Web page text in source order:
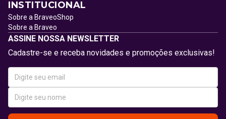
INSTITUCIONAL
Sobre a BraveoShop
Sobre a Braveo
ASSINE NOSSA NEWSLETTER
Cadastre-se e receba novidades e promoções exclusivas!